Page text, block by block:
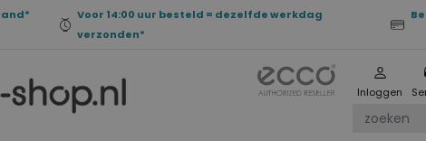
Voor 14:00 uur besteld = dezelfde werkdag
verzonden*
Inloggen